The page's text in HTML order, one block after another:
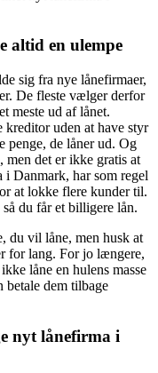
altid en ulempe
sig fra nye lånefirmaer,
De fleste vælger derfor
meste ud af lånet.
uden at have styr
penge, de låner ud. Og
det er ikke gratis at
Danmark, har som regel
at lokke flere kunder til.
du får et billigere lån.
du vil låne, men husk at
for lang. For jo længere,
låne en hulens masse
betale dem tilbage
nyt lånefirma i